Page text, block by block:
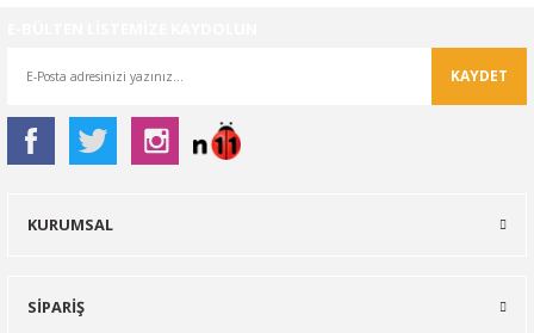
KAYDET
KURUMSAL
SİPARİŞ